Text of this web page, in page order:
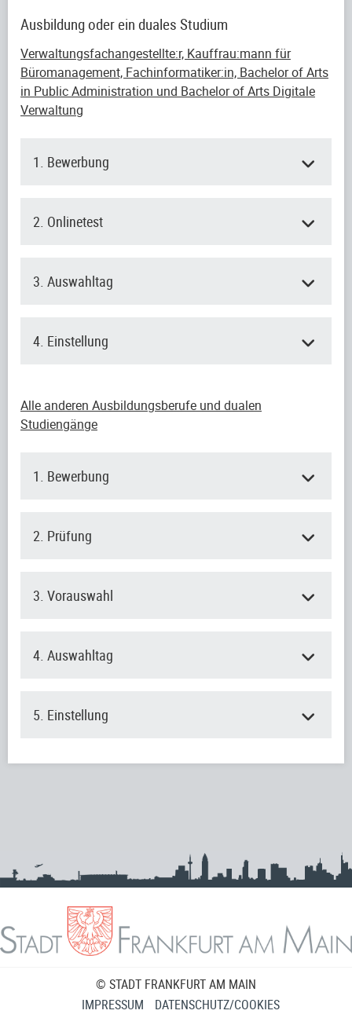
Ausbildung oder ein duales Studium
Verwaltungsfachangestellte:r, Kauffrau:mann für
Büromanagement, Fachinformatiker:in, Bachelor of Arts
in Public Administration und Bachelor of Arts Digitale
Verwaltung
1. Bewerbung
2. Onlinetest
3. Auswahltag
4. Einstellung
Alle anderen Ausbildungsberufe und dualen
Studiengänge
1. Bewerbung
2. Prüfung
3. Vorauswahl
4. Auswahltag
5. Einstellung
© STADT FRANKFURT AM MAIN
IMPRESSUM
DATENSCHUTZ/COOKIES